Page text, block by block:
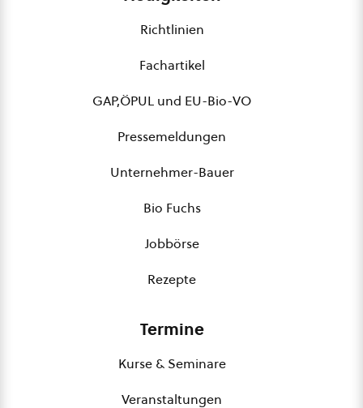
Richtlinien
Fachartikel
GAP,ÖPUL und EU-Bio-VO
Pressemeldungen
Unternehmer-Bauer
Bio Fuchs
Jobbörse
Rezepte
Termine
Kurse & Seminare
Veranstaltungen